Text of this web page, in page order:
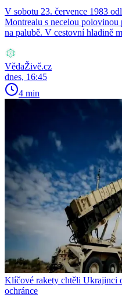
V sobotu 23. července 1983
Montrealu s necelou polovinou
na palubě. V cestovní hladině
VědaŽivě.cz
dnes, 16:45
4 min
Klíčové rakety chtěli Ukrajinci
ochránce